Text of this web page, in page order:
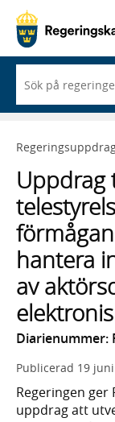
du
börjar
skriva
framträder
lista
med
sökförslag
Uppdrag
hantera
av
Diarienummer:
Publicerad 19
Regeringen ger
uppdrag att